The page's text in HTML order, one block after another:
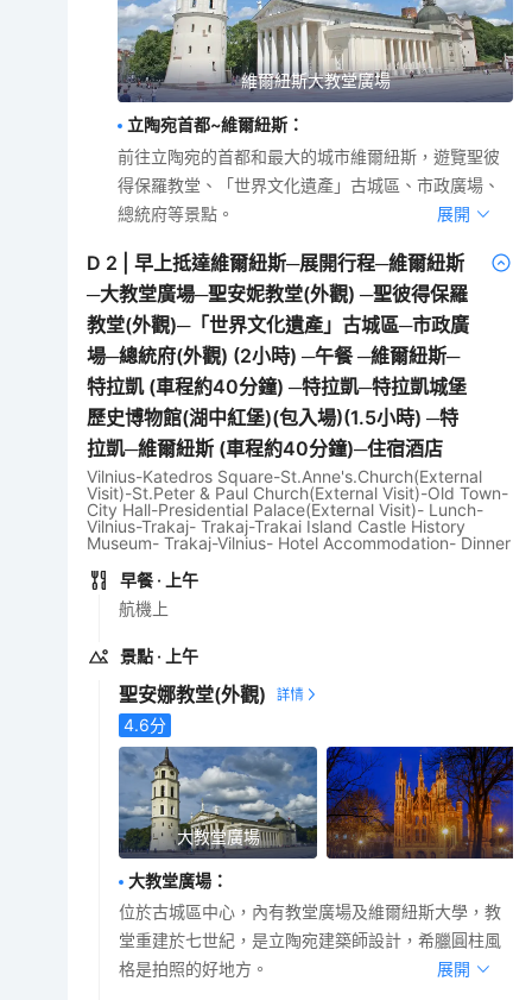
維爾紐斯大教堂廣場
立陶宛首都~維爾紐斯 ：
前往立陶宛的首都和最大的城市維爾紐斯，遊覽聖彼
得保羅教堂、「世界文化遺產」古城區、市政廣場、
總統府等景點。
展開
D 2 |早上抵達維爾紐斯─展開行程─維爾紐斯
─大教堂廣場─聖安妮教堂(外觀) ─聖彼得保羅
教堂(外觀)─「世界文化遺產」古城區─市政廣
場─總統府(外觀) (2小時) ─午餐 ─維爾紐斯─
特拉凱 (車程約40分鐘) ─特拉凱─特拉凱城堡
歷史博物館(湖中紅堡)(包入場)(1.5小時) ─特
拉凱─維爾紐斯 (車程約40分鐘)─住宿酒店
Vilnius-Katedros Square-St.Anne's.Church(External
Visit)-St.Peter & Paul Church(External Visit)-Old Town-
City Hall-Presidential Palace(External Visit)- Lunch-
Vilnius-Trakaj- Trakaj-Trakai Island Castle History
Museum- Trakaj-Vilnius- Hotel Accommodation- Dinner
早餐 · 上午
航機上
景點 · 上午
聖安娜教堂(外觀)
4.6分
大教堂廣場
大教堂廣場 ：
位於古城區中心，內有教堂廣場及維爾紐斯大學，教
堂重建於七世紀，是立陶宛建築師設計，希臘圓柱風
格是拍照的好地方。
展開